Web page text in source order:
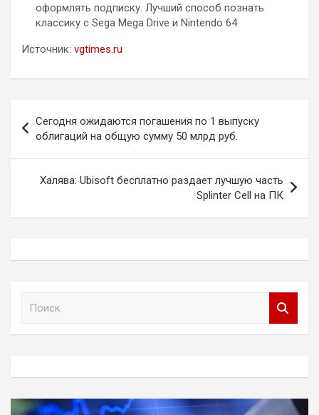
оформлять подписку. Лучший способ познать
классику с Sega Mega Drive и Nintendo 64
Источник: vgtimes.ru
по
записям
Сегодня ожидаются погашения по 1 выпуску
облигаций на общую сумму 50 млрд руб.
Халява: Ubisoft бесплатно раздает лучшую часть
Splinter Cell на ПК